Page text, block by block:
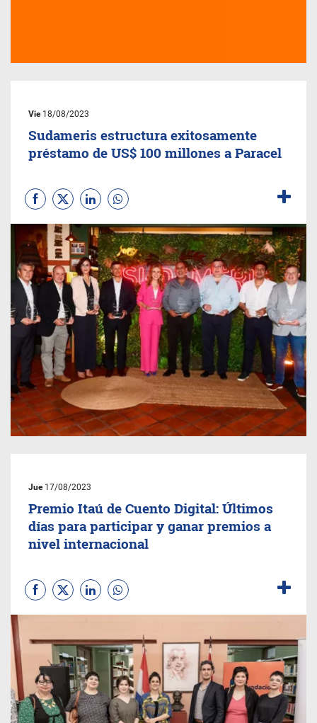
Vie18/08/2023
Sudameris estructura exitosamente
préstamo de US$ 100 millones a Paracel
Jue17/08/2023
Premio Itaú de Cuento Digital: Últimos
días para participar y ganar premios a
nivel internacional